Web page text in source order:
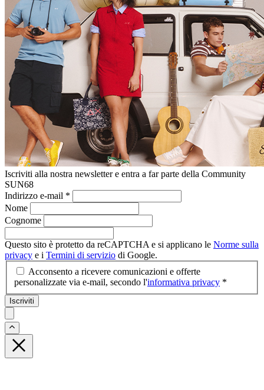
Iscriviti alla nostra newsletter e entra a far parte della Community
SUN68
Indirizzo e-mail *
Nome
Cognome
Questo sito è protetto da reCAPTCHA e si applicano le Norme sulla
privacy e i Termini di servizio di Google.
Acconsento a ricevere comunicazioni e offerte
personalizzate via e-mail, secondo l'informativa privacy *
Iscriviti